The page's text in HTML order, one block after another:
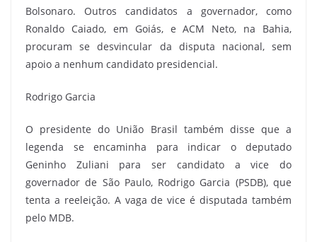
Bolsonaro. Outros candidatos a governador, como
Ronaldo Caiado, em Goiás, e ACM Neto, na Bahia,
procuram se desvincular da disputa nacional, sem
apoio a nenhum candidato presidencial.
Rodrigo Garcia
O presidente do União Brasil também disse que a
legenda se encaminha para indicar o deputado
Geninho Zuliani para ser candidato a vice do
governador de São Paulo, Rodrigo Garcia (PSDB), que
tenta a reeleição. A vaga de vice é disputada também
pelo MDB.